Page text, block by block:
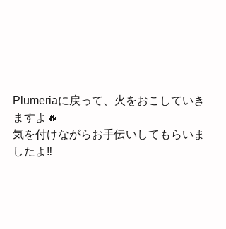
Plumeriaに戻って、火をおこしていき
ますよ🔥
気を付けながらお手伝いしてもらいま
したよ‼